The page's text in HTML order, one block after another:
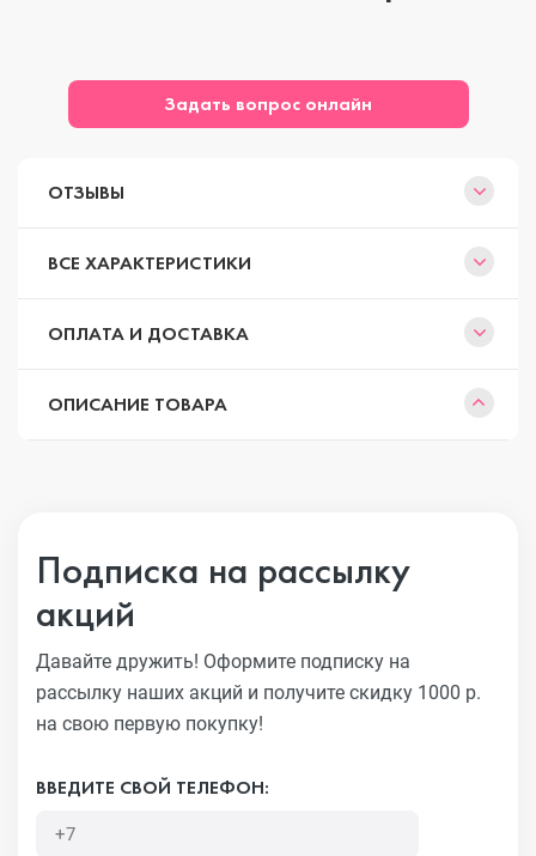
Задать вопрос онлайн
ОТЗЫВЫ
ВСЕ ХАРАКТЕРИСТИКИ
ОПЛАТА И ДОСТАВКА
ОПИСАНИЕ ТОВАРА
Подписка на рассылку
акций
Давайте дружить! Оформите подписку на
рассылку наших акций и получите скидку 1000 р.
на свою первую покупку!
ВВЕДИТЕ СВОЙ ТЕЛЕФОН: